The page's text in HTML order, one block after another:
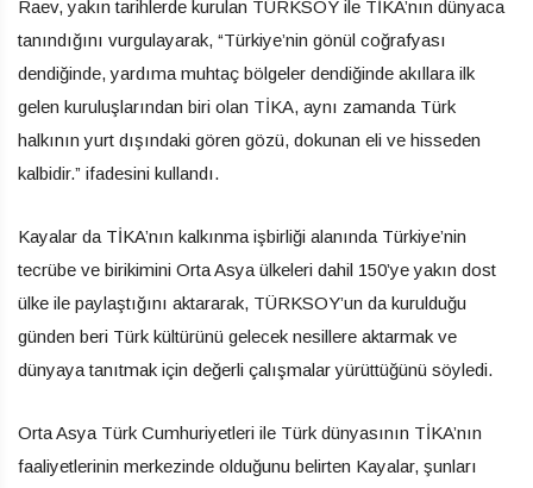
Raev, yakın tarihlerde kurulan TÜRKSOY ile TİKA’nın dünyaca
tanındığını vurgulayarak, “Türkiye’nin gönül coğrafyası
dendiğinde, yardıma muhtaç bölgeler dendiğinde akıllara ilk
gelen kuruluşlarından biri olan TİKA, aynı zamanda Türk
halkının yurt dışındaki gören gözü, dokunan eli ve hisseden
kalbidir.” ifadesini kullandı.
Kayalar da TİKA’nın kalkınma işbirliği alanında Türkiye’nin
tecrübe ve birikimini Orta Asya ülkeleri dahil 150’ye yakın dost
ülke ile paylaştığını aktararak, TÜRKSOY’un da kurulduğu
günden beri Türk kültürünü gelecek nesillere aktarmak ve
dünyaya tanıtmak için değerli çalışmalar yürüttüğünü söyledi.
Orta Asya Türk Cumhuriyetleri ile Türk dünyasının TİKA’nın
faaliyetlerinin merkezinde olduğunu belirten Kayalar, şunları